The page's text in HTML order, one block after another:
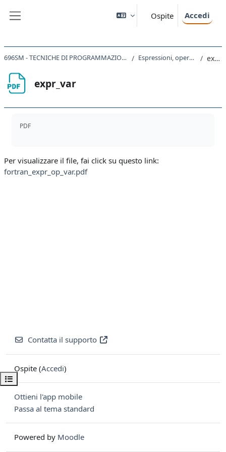
Ospite Accedi
Apri indice del corso
696SM - TECNICHE DI PROGRAMMAZIONE IN CHIMICA COMPUTAZIONALE 2022 Espressioni, operazioni e variabili expr_var
expr_var
PDF
Per visualizzare il file, fai click su questo link:
fortran_expr_op_var.pdf
Contatta il supporto
Ospite (Accedi)
Ottieni l'app mobile
Passa al tema standard
Powered by Moodle